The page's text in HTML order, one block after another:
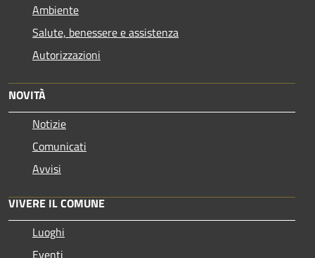
Ambiente
Salute, benessere e assistenza
Autorizzazioni
NOVITÀ
Notizie
Comunicati
Avvisi
VIVERE IL COMUNE
Luoghi
Eventi